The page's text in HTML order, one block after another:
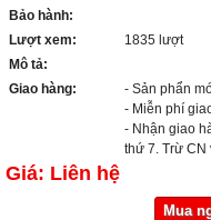
Bảo hành:
Lượt xem:
1835 lượt
Mô tả:
Giao hàng:
- Sản phẩn
- Miễn phí
- Nhận giao
thứ 7. Trừ CN
Giá: Liên hệ
Mua